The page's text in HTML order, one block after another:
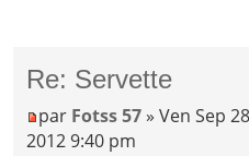
Re: Servette
par Fotss 57 » Ven Sep
2012 9:40 pm